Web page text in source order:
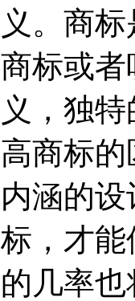
。商
标或
，独
商标
涵的
，才
几率